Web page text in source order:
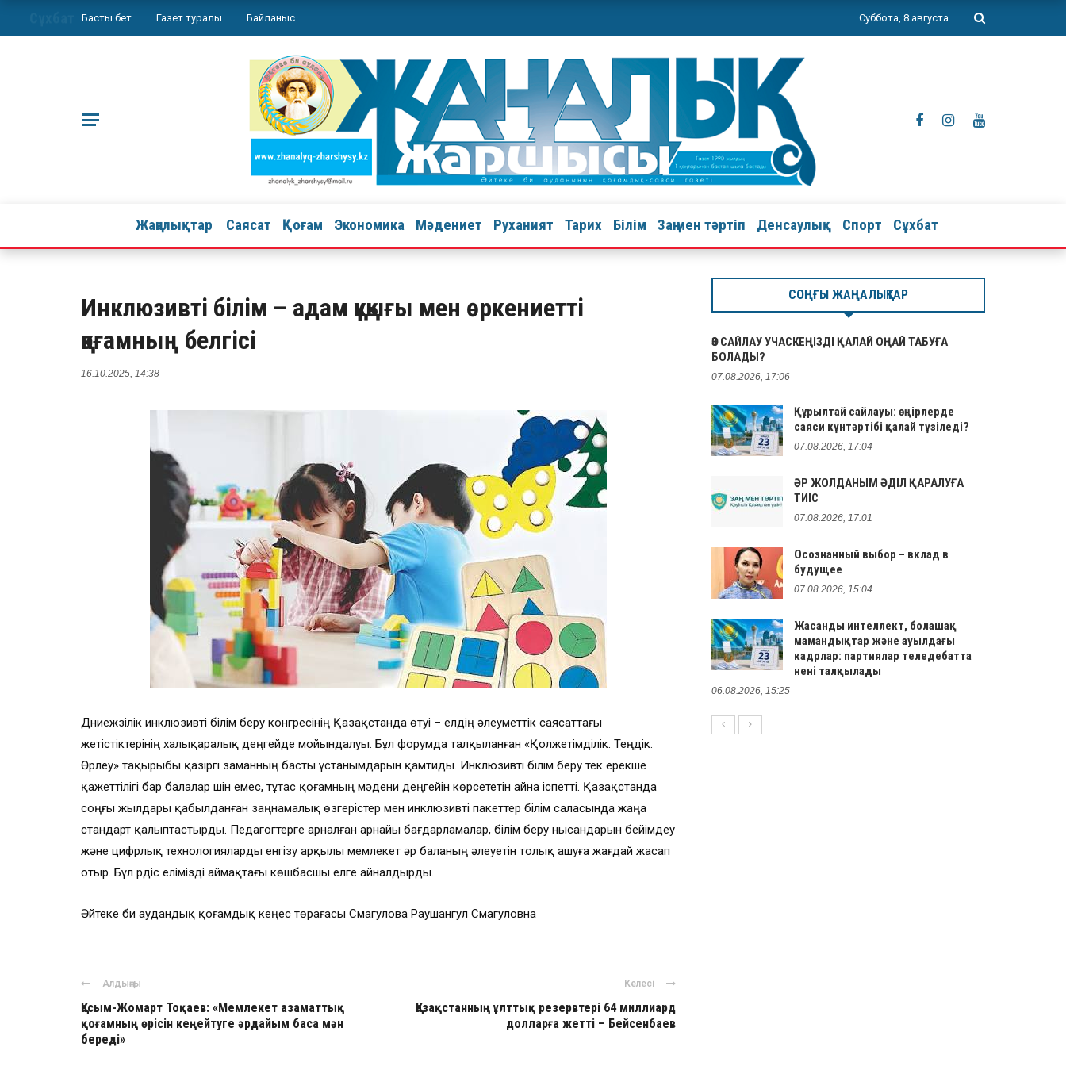
Басты бет Газет туралы Байланыс Суббота, 8 августа
Жаңалықтар Саясат Қоғам Экономика Мәдениет Руханият Тарих Білім Заң мен тәртіп Денсаулық Спорт Сұхбат
Инклюзивті білім – адам құқығы мен өркениетті
қоғамның белгісі
16.10.2025, 14:38
Дүниежүзілік инклюзивті білім беру конгресінің Қазақстанда өтуі – елдің әлеуметтік саясаттағы
жетістіктерінің халықаралық деңгейде мойындалуы. Бұл форумда талқыланған «Қолжетімділік. Теңдік.
Өрлеу» тақырыбы қазіргі заманның басты ұстанымдарын қамтиды. Инклюзивті білім беру тек ерекше
қажеттілігі бар балалар үшін емес, тұтас қоғамның мәдени деңгейін көрсететін айна іспетті. Қазақстанда
соңғы жылдары қабылданған заңнамалық өзгерістер мен инклюзивті пакеттер білім саласында жаңа
стандарт қалыптастырды. Педагогтерге арналған арнайы бағдарламалар, білім беру нысандарын бейімдеу
және цифрлық технологияларды енгізу арқылы мемлекет әр баланың әлеуетін толық ашуға жағдай жасап
отыр. Бұл үрдіс елімізді аймақтағы көшбасшы елге айналдырды.
Әйтеке би аудандық қоғамдық кеңес төрағасы Смагулова Раушангул Смагуловна
Алдыңғы
Қасым-Жомарт Тоқаев: «Мемлекет азаматтық
қоғамның өрісін кеңейтуге әрдайым баса мән
береді»
Келесі
Қазақстанның ұлттық резервтері 64 миллиард
долларға жетті – Бейсенбаев
СОҢҒЫ ЖАҢАЛЫҚТАР
ӨЗ САЙЛАУ УЧАСКЕҢІЗДІ ҚАЛАЙ ОҢАЙ ТАБУҒА
БОЛАДЫ?
07.08.2026, 17:06
Құрылтай сайлауы: өңірлерде
саяси күнтәртібі қалай түзіледі?
07.08.2026, 17:04
ӘР ЖОЛДАНЫМ ӘДІЛ ҚАРАЛУҒА
ТИІС
07.08.2026, 17:01
Осознанный выбор – вклад в
будущее
07.08.2026, 15:04
Жасанды интеллект, болашақ
мамандықтар және ауылдағы
кадрлар: партиялар теледебатта
нені талқылады
06.08.2026, 15:25